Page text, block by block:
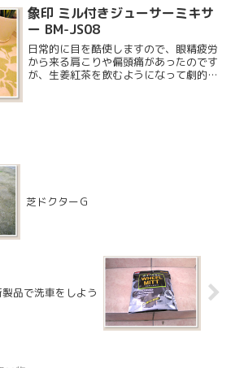
れ落ちには向いているのですが、蛾が卵
を産み付けるという、罰ゲ...
象印 ミル付きジューサーミキサ
ー BM-JS08
日常的に目を酷使しますので、眼精疲労
から来る肩こりや偏頭痛があったのです
が、生姜紅茶を飲むようになって劇的に
芝ドクターＧ
製品で洗車をしよう